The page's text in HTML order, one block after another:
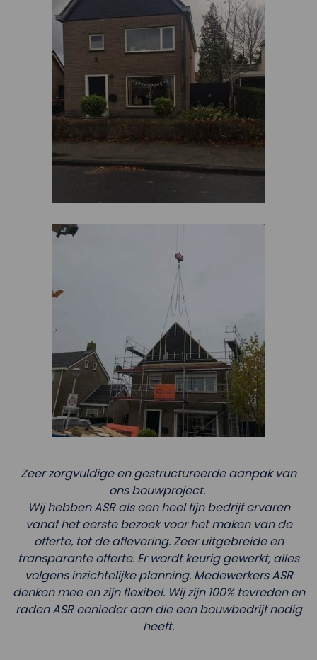
Zeer zorgvuldige en gestructureerde aanpak van
ons bouwproject.
Wij hebben ASR als een heel fijn bedrijf ervaren
vanaf het eerste bezoek voor het maken van de
offerte, tot de aflevering. Zeer uitgebreide en
transparante offerte. Er wordt keurig gewerkt, alles
volgens inzichtelijke planning. Medewerkers ASR
denken mee en zijn flexibel. Wij zijn 100% tevreden en
raden ASR eenieder aan die een bouwbedrijf nodig
heeft.